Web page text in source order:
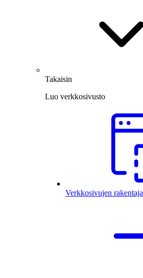
Takaisin
Luo verkkosivusto
Verkkosivujen rakentaja